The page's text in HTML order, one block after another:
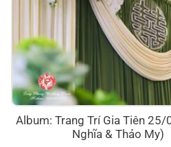
Album: Trang Trí Gia Tiên 25/
Nghĩa & Thảo My)